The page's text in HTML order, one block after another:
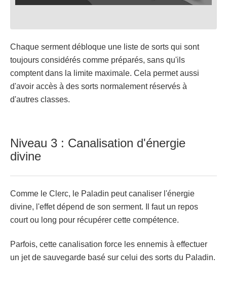
Chaque serment débloque une liste de sorts qui sont
toujours considérés comme préparés, sans qu'ils
comptent dans la limite maximale. Cela permet aussi
d'avoir accès à des sorts normalement réservés à
d'autres classes.
Niveau 3 : Canalisation d'énergie
divine
Comme le Clerc, le Paladin peut canaliser l'énergie
divine, l'effet dépend de son serment. Il faut un repos
court ou long pour récupérer cette compétence.
Parfois, cette canalisation force les ennemis à effectuer
un jet de sauvegarde basé sur celui des sorts du Paladin.